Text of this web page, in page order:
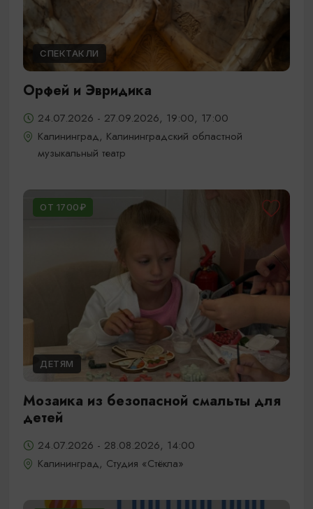
СПЕКТАКЛИ
Орфей и Эвридика
24.07.2026 - 27.09.2026, 19:00, 17:00
Калининград, Калининградский областной
музыкальный театр
ОТ 1700₽
ДЕТЯМ
Мозаика из безопасной смальты для
детей
24.07.2026 - 28.08.2026, 14:00
Калининград, Студия «Стёкла»